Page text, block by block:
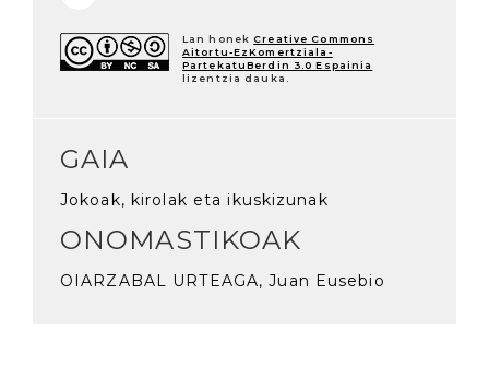
Lan honek Creative Commons
Aitortu-EzKomertziala-
PartekatuBerdin 3.0 Espainia
lizentzia dauka.
GAIA
Jokoak, kirolak eta ikuskizunak
ONOMASTIKOAK
OIARZABAL URTEAGA, Juan Eusebio